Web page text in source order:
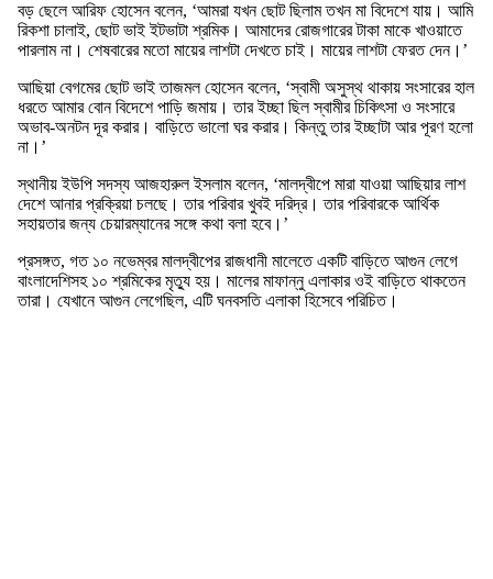
বড় ছেলে আরিফ হোসেন বলেন, ‘আমরা যখন ছোট ছিলাম তখন মা বিদেশে যায়। আমি
রিকশা চালাই, ছোট ভাই ইটভাটা শ্রমিক। আমাদের রোজগারের টাকা মাকে খাওয়াতে
পারলাম না। শেষবারের মতো মায়ের লাশটা দেখতে চাই। মায়ের লাশটা ফেরত দেন।’
আছিয়া বেগমের ছোট ভাই তাজমল হোসেন বলেন, ‘স্বামী অসুস্থ থাকায় সংসারের হাল
ধরতে আমার বোন বিদেশে পাড়ি জমায়। তার ইচ্ছা ছিল স্বামীর চিকিৎসা ও সংসারে
অভাব-অনটন দূর করার। বাড়িতে ভালো ঘর করার। কিন্তু তার ইচ্ছাটা আর পূরণ হলো
না।’
স্থানীয় ইউপি সদস্য আজহারুল ইসলাম বলেন, ‘মালদ্বীপে মারা যাওয়া আছিয়ার লাশ
দেশে আনার প্রক্রিয়া চলছে। তার পরিবার খুবই দরিদ্র। তার পরিবারকে আর্থিক
সহায়তার জন্য চেয়ারম্যানের সঙ্গে কথা বলা হবে।’
প্রসঙ্গত, গত ১০ নভেম্বর মালদ্বীপের রাজধানী মালেতে একটি বাড়িতে আগুন লেগে
বাংলাদেশিসহ ১০ শ্রমিকের মৃত্যু হয়। মালের মাফান্নু এলাকার ওই বাড়িতে থাকতেন
তারা। যেখানে আগুন লেগেছিল, এটি ঘনবসতি এলাকা হিসেবে পরিচিত।